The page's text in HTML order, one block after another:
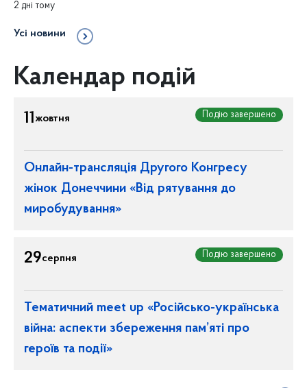
2 дні тому
Усі новини
Календар подій
11жовтня Подію завершено
Онлайн-трансляція Другого Конгресу
жінок Донеччини «Від рятування до
миробудування»
29серпня Подію завершено
Тематичний meet up «Російсько-українська
війна: аспекти збереження пам’яті про
героїв та події»